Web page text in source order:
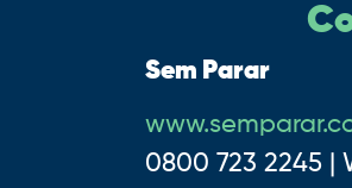
Sem Parar
0800 723 2245 |